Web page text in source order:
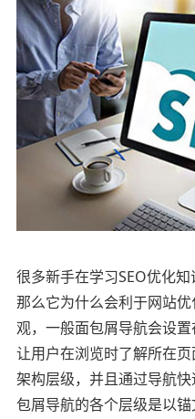
很多新手在学习SEO优化知
那么它为什么会利于网站
观，一般面包屑导航会设
让用户在浏览时了解所在
架构层级，并且通过导航
包屑导航的各个层级是以